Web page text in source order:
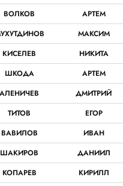
ВОЛКОВ АРТЕМ
МАКСИМ
КИСЕЛЕВ НИКИТА
ШКОДА АРТЕМ
АЛЕНИЧЕВ ДМИТРИЙ
ТИТОВ ЕГОР
ВАВИЛОВ ИВАН
ШАКИРОВ ДАНИИЛ
КОПАРЕВ КИРИЛЛ